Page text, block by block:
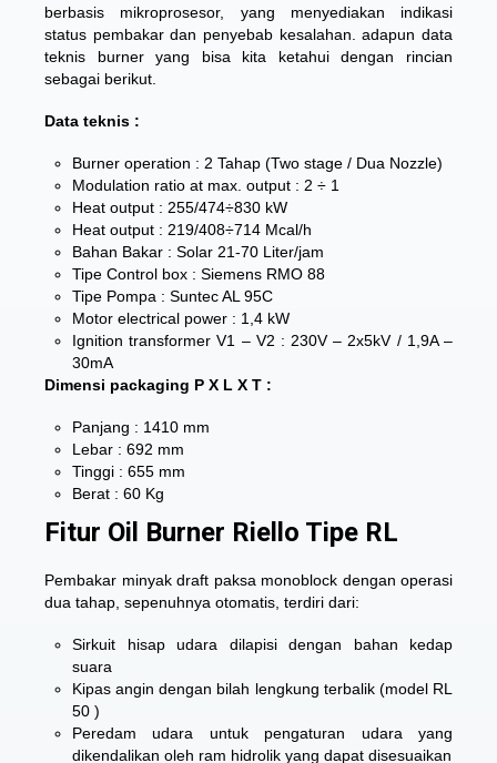
berbasis mikroprosesor, yang menyediakan indikasi
status pembakar dan penyebab kesalahan. adapun data
teknis burner yang bisa kita ketahui dengan rincian
sebagai berikut.
Data teknis :
Burner operation : 2 Tahap (Two stage / Dua Nozzle)
Modulation ratio at max. output : 2 ÷ 1
Heat output : 255/474÷830 kW
Heat output : 219/408÷714 Mcal/h
Bahan Bakar : Solar 21-70 Liter/jam
Tipe Control box : Siemens RMO 88
Tipe Pompa : Suntec AL 95C
Motor electrical power : 1,4 kW
Ignition transformer V1 – V2 : 230V – 2x5kV / 1,9A –
30mA
Dimensi packaging P X L X T :
Panjang : 1410 mm
Lebar : 692 mm
Tinggi : 655 mm
Berat : 60 Kg
Fitur Oil Burner Riello Tipe RL
Pembakar minyak draft paksa monoblock dengan operasi
dua tahap, sepenuhnya otomatis, terdiri dari:
Sirkuit hisap udara dilapisi dengan bahan kedap
suara
Kipas angin dengan bilah lengkung terbalik (model RL
50 )
Peredam udara untuk pengaturan udara yang
dikendalikan oleh ram hidrolik yang dapat disesuaikan